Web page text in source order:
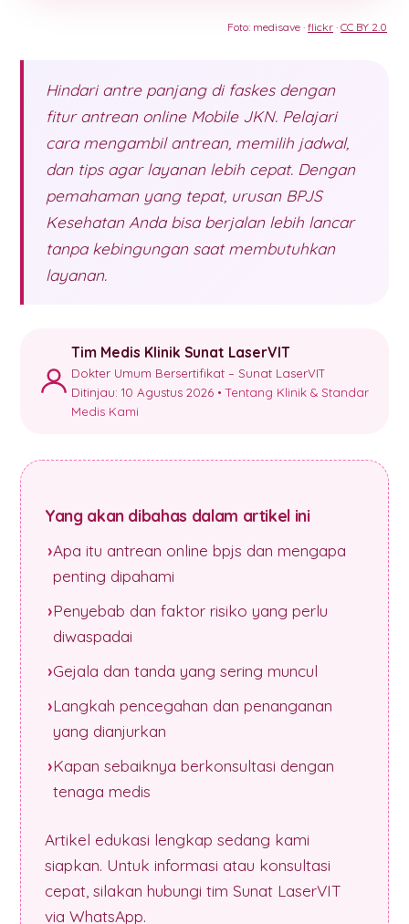
Foto: medisave · flickr · CC BY 2.0
Hindari antre panjang di faskes dengan
fitur antrean online Mobile JKN. Pelajari
cara mengambil antrean, memilih jadwal,
dan tips agar layanan lebih cepat. Dengan
pemahaman yang tepat, urusan BPJS
Kesehatan Anda bisa berjalan lebih lancar
tanpa kebingungan saat membutuhkan
layanan.
Tim Medis Klinik Sunat LaserVIT
Dokter Umum Bersertifikat – Sunat LaserVIT
Ditinjau: 10 Agustus 2026 •Tentang Klinik & Standar
Medis Kami
Yang akan dibahas dalam artikel ini
Apa itu antrean online bpjs dan mengapa
penting dipahami
Penyebab dan faktor risiko yang perlu
diwaspadai
Gejala dan tanda yang sering muncul
Langkah pencegahan dan penanganan
yang dianjurkan
Kapan sebaiknya berkonsultasi dengan
tenaga medis
Artikel edukasi lengkap sedang kami
siapkan. Untuk informasi atau konsultasi
cepat, silakan hubungi tim Sunat LaserVIT
via WhatsApp.